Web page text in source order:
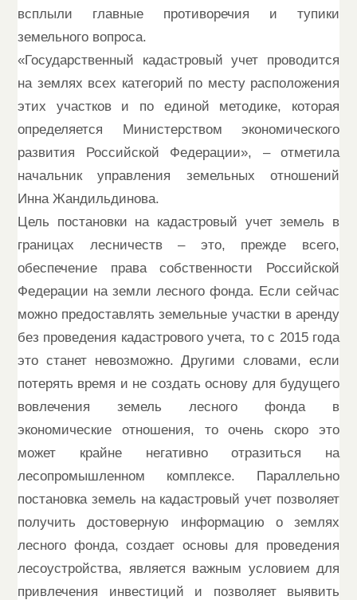
всплыли главные противоречия и тупики
земельного вопроса.
«Государственный кадастровый учет проводится
на землях всех категорий по месту расположения
этих участков и по единой методике, которая
определяется Министерством экономического
развития Российской Федерации», – отметила
начальник управления земельных отношений
Инна Жандильдинова.
Цель постановки на кадастровый учет земель в
границах лесничеств – это, прежде всего,
обеспечение права собственности Российской
Федерации на земли лесного фонда. Если сейчас
можно предоставлять земельные участки в аренду
без проведения кадастрового учета, то с 2015 года
это станет невозможно. Другими словами, если
потерять время и не создать основу для будущего
вовлечения земель лесного фонда в
экономические отношения, то очень скоро это
может крайне негативно отразиться на
лесопромышленном комплексе. Параллельно
постановка земель на кадастровый учет позволяет
получить достоверную информацию о землях
лесного фонда, создает основы для проведения
лесоустройства, является важным условием для
привлечения инвестиций и позволяет выявить